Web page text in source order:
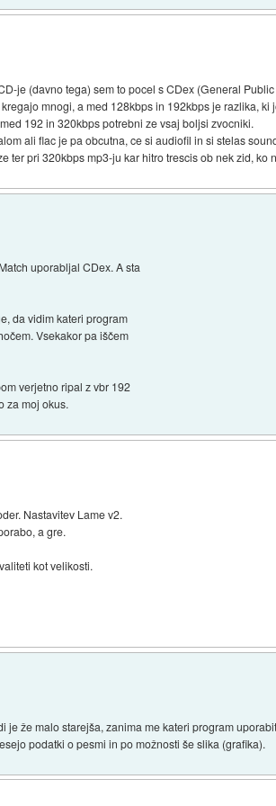
je (davno tega) sem to pocel s CDex (General
mnogi, a med 128kbps in 192kbps je razlika, ki
192 in 320kbps potrebni ze vsaj boljsi zvocniki.
ali flac je pa obcutna, ce si audiofil in si stelas
ter pri 320kbps mp3-ju kar hitro trescis ob nek zid, ko
uporabljal CDex. A sta
da vidim kateri program
Vsekakor pa iščem
verjetno ripal z vbr 192
za moj okus.
Nastavitev Lame v2.
a gre.
kot velikosti.
je že malo starejša, zanima me kateri program
podatki o pesmi in po možnosti še slika (grafika).